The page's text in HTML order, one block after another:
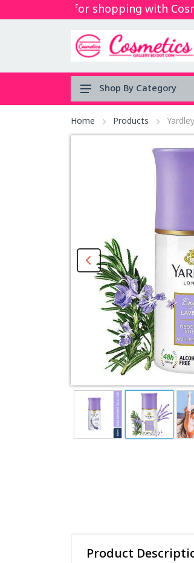
Thanks for shopping with
Face serum
stock clearance
Lip & Cheek Mud
Essence Cream
Mud mask
View All Categories
Shop By Category
Home Products
Product